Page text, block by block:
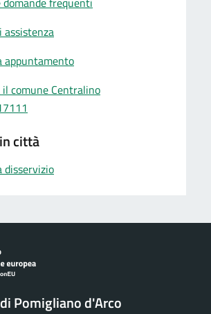
assistenza
appuntamento
il comune Centralino
città
disservizio
Pomigliano d'Arco